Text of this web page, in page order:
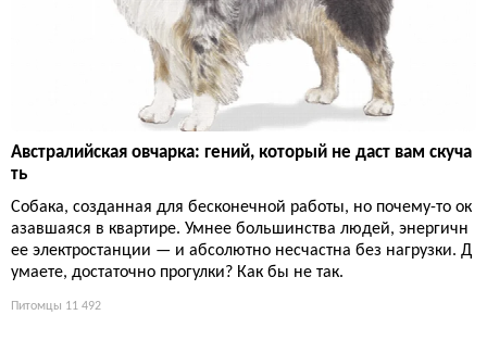
Австралийская овчарка: гений, который не даст вам скуча
ть
Собака, созданная для бесконечной работы, но почему-то ок
азавшаяся в квартире. Умнее большинства людей, энергичн
ее электростанции — и абсолютно несчастна без нагрузки. Д
умаете, достаточно прогулки? Как бы не так.
Питомцы 11 492